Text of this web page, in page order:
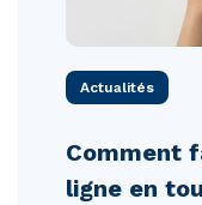
Actualités
Comment
ligne en